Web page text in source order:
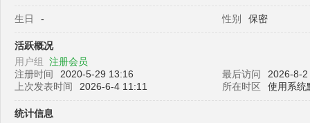
生日 - 性别 保密
活跃概况
用户组 注册会员
注册时间
2020-5-29 13:16 最后访问
2026-8-
上次发表时间
2026-6-4 11:11 所在时区 使用系统
统计信息